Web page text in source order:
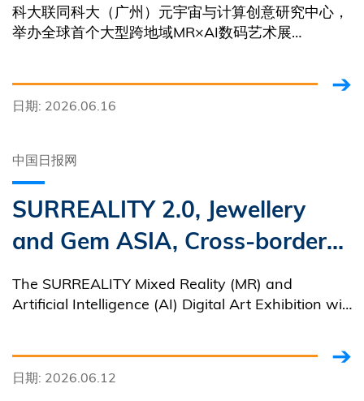
科大联同科大（广州）元宇宙与计算创意研究中心，
举办全球首个大型跨地域MR×AI数码艺术展
日期: 2026.06.16
中国日报网
SURREALITY 2.0, Jewellery
and Gem ASIA, Cross-border
E-commerce Trade Expo
The SURREALITY Mixed Reality (MR) and
Artificial Intelligence (AI) Digital Art Exhibition will
日期: 2026.06.12